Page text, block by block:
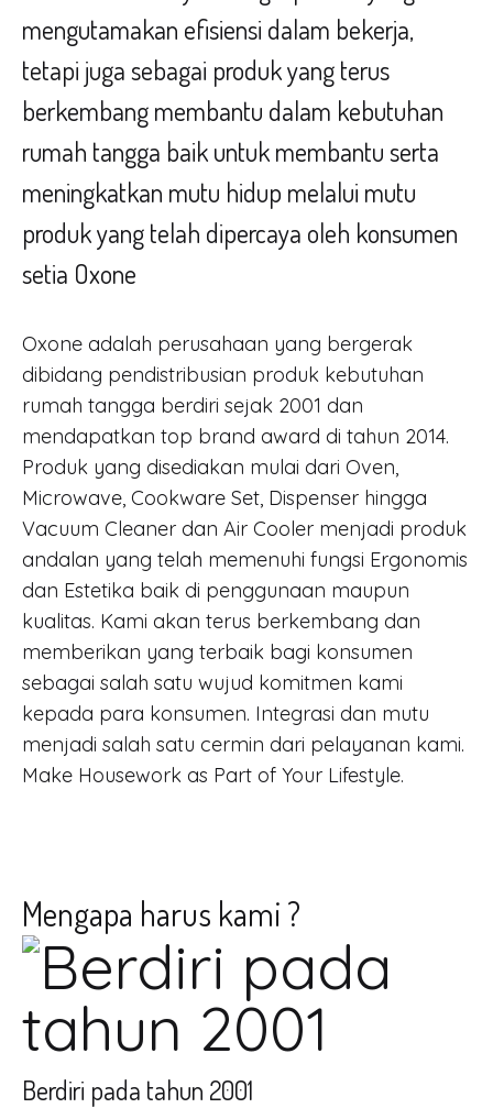
mengutamakan efisiensi dalam bekerja,
tetapi juga sebagai produk yang terus
berkembang membantu dalam kebutuhan
rumah tangga baik untuk membantu serta
meningkatkan mutu hidup melalui mutu
produk yang telah dipercaya oleh konsumen
setia Oxone
Oxone adalah perusahaan yang bergerak
dibidang pendistribusian produk kebutuhan
rumah tangga berdiri sejak 2001 dan
mendapatkan top brand award di tahun 2014.
Produk yang disediakan mulai dari Oven,
Microwave, Cookware Set, Dispenser hingga
Vacuum Cleaner dan Air Cooler menjadi produk
andalan yang telah memenuhi fungsi Ergonomis
dan Estetika baik di penggunaan maupun
kualitas. Kami akan terus berkembang dan
memberikan yang terbaik bagi konsumen
sebagai salah satu wujud komitmen kami
kepada para konsumen. Integrasi dan mutu
menjadi salah satu cermin dari pelayanan kami.
Make Housework as Part of Your Lifestyle.
Mengapa harus kami ?
Berdiri pada tahun 2001